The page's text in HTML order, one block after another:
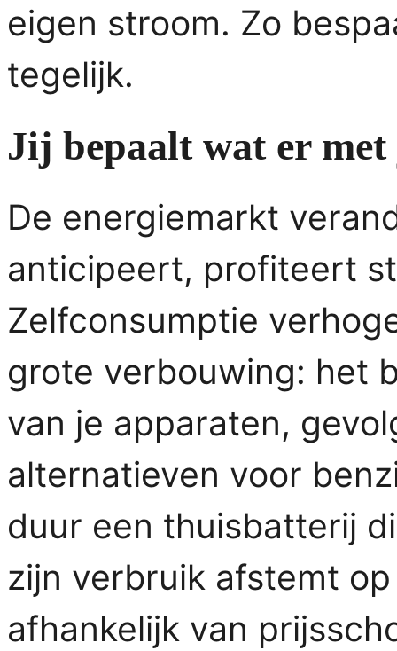
eigen stroom. Zo
tegelijk.
Jij bepaalt wat er
De energiemarkt
anticipeert, profiteert
Zelfconsumptie
grote verbouwing: het
van je apparaten,
alternatieven voor
duur een thuisbatterij
zijn verbruik afstemt
afhankelijk van